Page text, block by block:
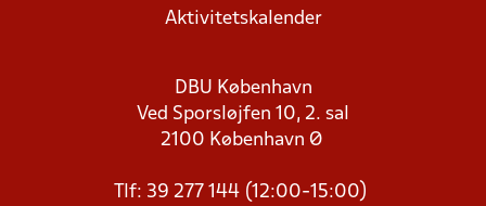
Aktivitetskalender
DBU København
Ved Sporsløjfen 10, 2. sal
2100 København Ø
Tlf: 39 277 144 (12:00-15:00)